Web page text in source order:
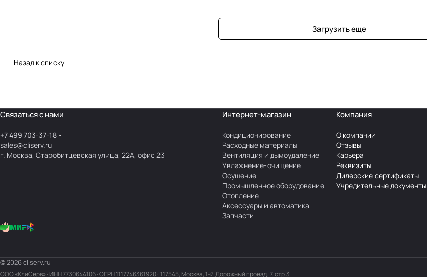
Загрузить еще
Назад к списку
Связаться с нами
+7 499 703-37-18
sales@cliserv.ru
г. Москва, Старобитцевская улица, 22А, офис 23
Интернет-магазин
Кондиционирование
Расходные материалы
Вентиляция и дымоудаление
Увлажнение-очищение
Осушение
Промышленное оборудование
Отопление
Аксессуары и автоматика
Запчасти
Компания
О компании
Отзывы
Карьера
Реквизиты
Дилерские сертификаты
Учредительные документы
© 2026 cliserv.ru
ООО «КлиСерв» · ИНН7730644106· ОГРН 1117746361920 · 117545, Москва, 1-й Дорожный проезд, 7, стр.3